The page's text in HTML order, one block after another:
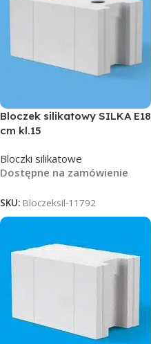
Bloczek silikatowy SILKA E18
cm kl.15
Bloczki silikatowe
Dostępne na zamówienie
SKU: Bloczeksil-11792